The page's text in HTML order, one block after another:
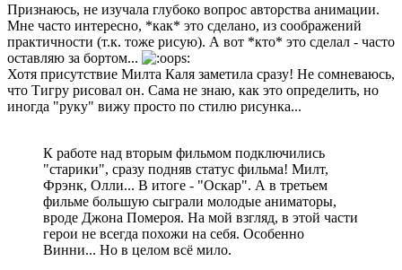
Признаюсь, не изучала глубоко вопрос авторства анимации.
Мне часто интересно, *как* это сделано, из соображений
практичности (т.к. тоже рисую). А вот *кто* это сделал - часто
оставляю за бортом...
Хотя присутствие Милта Каля заметила сразу! Не сомневаюсь,
что Тигру рисовал он. Сама не знаю, как это определить, но
иногда "руку" вижу просто по стилю рисунка...
К работе над вторым фильмом подключились
"старики", сразу подняв статус фильма! Милт,
Фрэнк, Олли... В итоге - "Оскар". А в третьем
фильме большую сыграли молодые аниматоры,
вроде Джона Помероя. На мой взгляд, в этой части
герои не всегда похожи на себя. Особенно
Винни... Но в целом всё мило.